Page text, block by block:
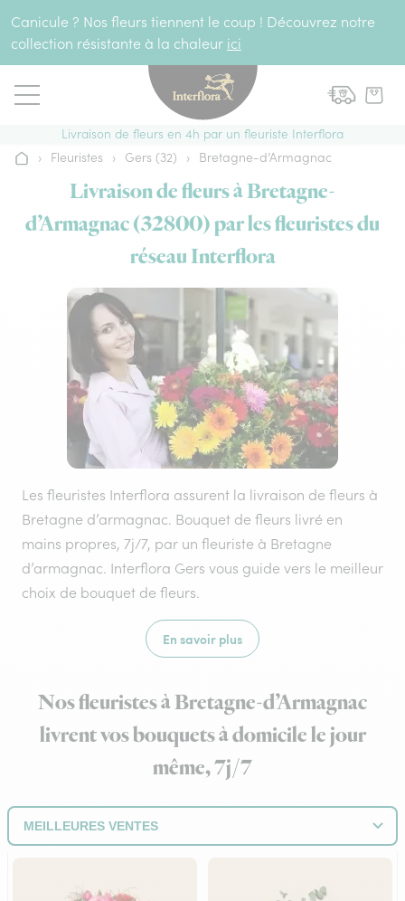
Canicule ? Nos fleurs tiennent le coup ! Découvrez notre
collection résistante à la chaleur ici
Livraison de fleurs en 4h par un fleuriste Interflora
Accueil
› Fleuristes › Gers (32) › Bretagne-d’Armagnac
Livraison de fleurs à Bretagne-
d’Armagnac (32800) par les fleuristes du
réseau Interflora
Les fleuristes Interflora assurent la livraison de fleurs à
Bretagne d’armagnac. Bouquet de fleurs livré en
mains propres, 7j/7, par un fleuriste à Bretagne
d’armagnac. Interflora Gers vous guide vers le meilleur
choix de bouquet de fleurs.
En savoir plus
Nos fleuristes à Bretagne-d’Armagnac
livrent vos bouquets à domicile le jour
même, 7j/7